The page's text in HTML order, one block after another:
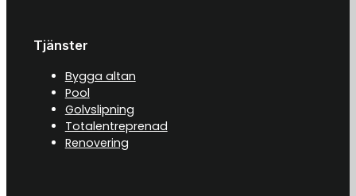
Tjänster
Bygga altan
Pool
Golvslipning
Totalentreprenad
Renovering